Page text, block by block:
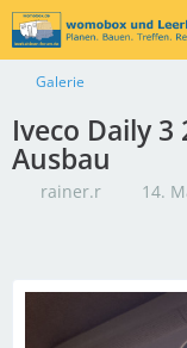
Galerie
Iveco Daily
Ausbau
rainer.r 14.